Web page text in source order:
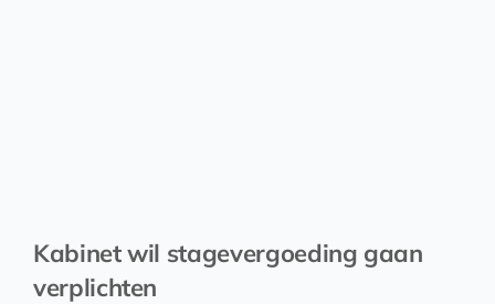
Kabinet wil stagevergoeding gaan
verplichten